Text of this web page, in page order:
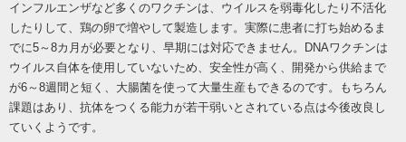
インフルエンザなど多くのワクチンは、ウイルスを弱毒化したり不活化
したりして、鶏の卵で増やして製造します。実際に患者に打ち始めるま
でに5～8カ月が必要となり、早期には対応できません。DNAワクチンは
ウイルス自体を使用していないため、安全性が高く、開発から供給まで
が6～8週間と短く、大腸菌を使って大量生産もできるのです。もちろん
課題はあり、抗体をつくる能力が若干弱いとされている点は今後改良し
ていくようです。